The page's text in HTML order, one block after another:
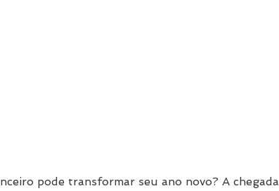
pode transformar seu ano novo? A chegada